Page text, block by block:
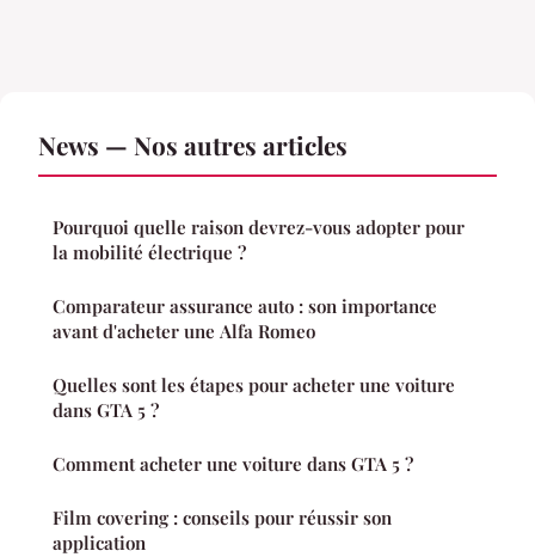
News — Nos autres articles
Pourquoi quelle raison devrez-vous adopter pour
la mobilité électrique ?
Comparateur assurance auto : son importance
avant d'acheter une Alfa Romeo
Quelles sont les étapes pour acheter une voiture
dans GTA 5 ?
Comment acheter une voiture dans GTA 5 ?
Film covering : conseils pour réussir son
application